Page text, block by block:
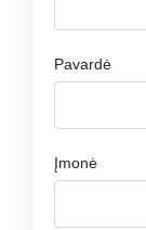
Pavardė
Įmonė